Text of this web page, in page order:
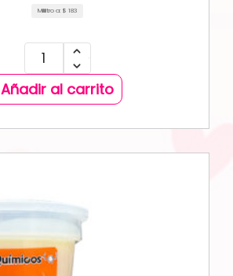
Mililitro a: $ 183
Añadir al carrito